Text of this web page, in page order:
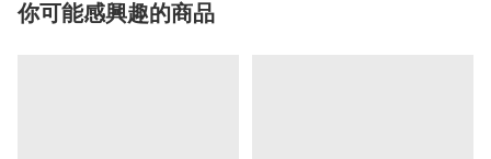
你可能感興趣的商品